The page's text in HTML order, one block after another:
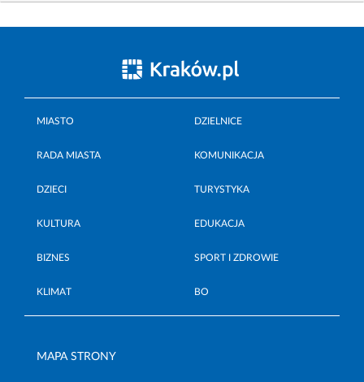
MIASTO DZIELNICE
RADA MIASTA KOMUNIKACJA
DZIECI TURYSTYKA
KULTURA EDUKACJA
BIZNES SPORT I ZDROWIE
KLIMAT BO
MAPA STRONY